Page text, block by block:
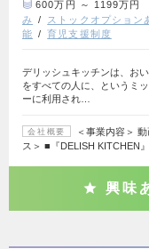
600万円 ～ 1199万円
み
ストックオプション
能
育児支援制度
デリッシュキッチンは、お
をすべての人に、というミ
ーに利用され…
会社概要
＜事業内容＞
ス＞ ■『DELISH
興味